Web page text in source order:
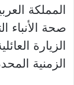
المملكة
صحة الأنباء
الزيارة
الزمنية المحددة